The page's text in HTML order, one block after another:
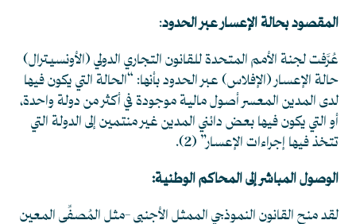
المقصود بحالة الإعسار عبر الحدود:
عُرَّفت لجنة الأمم المتحدة للقانون التجاري الدولي (الأونسيترال)
حالة الإعسار (الإفلاس) عبر الحدود بأنها: “الحالة التي يكون فيها
لدى المدين المعسر أصول مالية موجودة في أكثر من دولة واحدة،
أو التي يكون فيها بعض دائني المدين غير منتمين إلى الدولة التي
تتخذ فيها إجراءات الإعسار” (2)
.
الوصول المباشر إلى المحاكم الوطنية:
لقد منح القانون النموذجي الممثل الأجنبي -مثل المُصفِّي المعين